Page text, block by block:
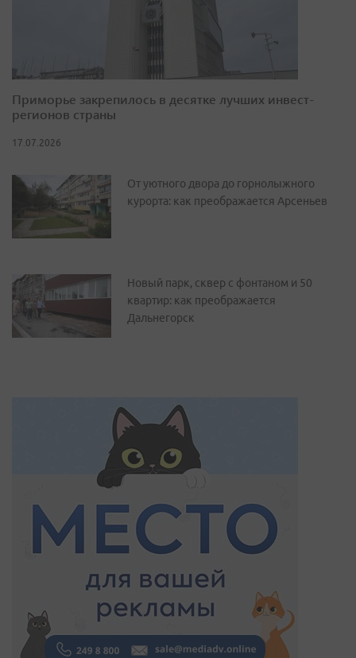
Приморье закрепилось в десятке лучших инвест-
регионов страны
17.07.2026
От уютного двора до горнолыжного
курорта: как преображается Арсеньев
Новый парк, сквер с фонтаном и 50
квартир: как преображается
Дальнегорск